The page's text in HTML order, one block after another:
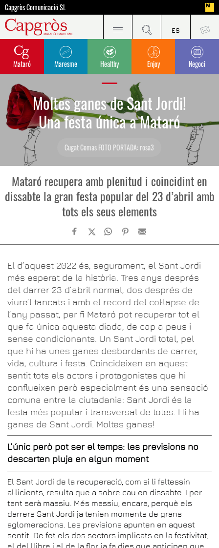
Capgròs Comunicació SL
Mataró Maresme Healthy Enjoy Negoci
Moltes ganes de Sant Jordi!
Una festa única a Mataró
Cugat ComasFOTO PORTADA: rosa3
Mataró recupera amb plenitud i coincidint en
dissabte la gran festa popular del 23 d’abril amb
tots els seus elements
El d’aquest 2022 és, segurament, el Sant Jordi
més esperat de la història. Tres anys després
del darrer 23 d’abril normal, dos després de
viure’l tancats i amb el record del col·lapse de
l’any passat, per fi Mataró pot recuperar tot el
que fa única aquesta diada, de cap a peus i
sense condicionants. Un Sant Jordi total, pel
que hi ha unes ganes desbordants de carrer,
vida, cultura i festa. Coincideixen en aquest
sentit tots els actors i protagonistes que hi
conflueixen però especialment és una sensació
comuna entre la ciutadania: Sant Jordi és la
festa més popular i transversal de totes. Hi ha
ganes de Sant Jordi. Moltes ganes!
L’únic però pot ser el temps: les previsions no
descarten pluja en algun moment
El Sant Jordi de la recuperació, com si li faltessin
al·licients, resulta que a sobre cau en dissabte. I per
tant serà massiu. Més massiu, encara, perquè els
darrers Sant Jordi ja tenien moments de grans
aglomeracions. Les previsions apunten en aquest
sentit. De fet els dos sectors implicats en la festivitat,
el del llibre i el de la flor, ja fa dies que anticipen que